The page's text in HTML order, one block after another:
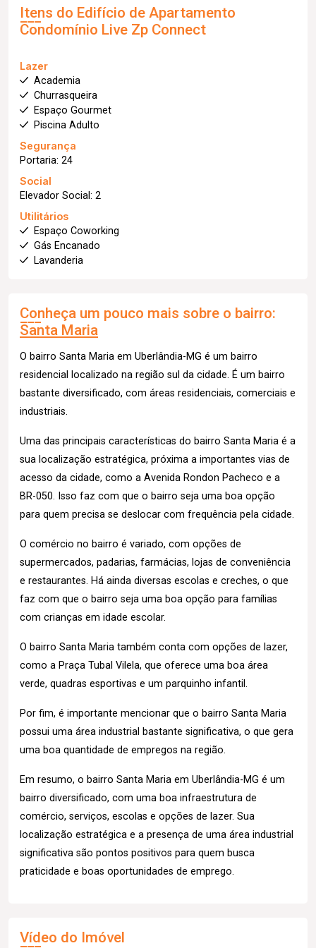
Itens do Edifício de Apartamento
Condomínio Live Zp Connect
Lazer
Academia
Churrasqueira
Espaço Gourmet
Piscina Adulto
Segurança
Portaria: 24
Social
Elevador Social: 2
Utilitários
Espaço Coworking
Gás Encanado
Lavanderia
Conheça um pouco mais sobre o bairro:
Santa Maria
O bairro Santa Maria em Uberlândia-MG é um bairro
residencial localizado na região sul da cidade. É um bairro
bastante diversificado, com áreas residenciais, comerciais e
industriais.
Uma das principais características do bairro Santa Maria é a
sua localização estratégica, próxima a importantes vias de
acesso da cidade, como a Avenida Rondon Pacheco e a
BR-050. Isso faz com que o bairro seja uma boa opção
para quem precisa se deslocar com frequência pela cidade.
O comércio no bairro é variado, com opções de
supermercados, padarias, farmácias, lojas de conveniência
e restaurantes. Há ainda diversas escolas e creches, o que
faz com que o bairro seja uma boa opção para famílias
com crianças em idade escolar.
O bairro Santa Maria também conta com opções de lazer,
como a Praça Tubal Vilela, que oferece uma boa área
verde, quadras esportivas e um parquinho infantil.
Por fim, é importante mencionar que o bairro Santa Maria
possui uma área industrial bastante significativa, o que gera
uma boa quantidade de empregos na região.
Em resumo, o bairro Santa Maria em Uberlândia-MG é um
bairro diversificado, com uma boa infraestrutura de
comércio, serviços, escolas e opções de lazer. Sua
localização estratégica e a presença de uma área industrial
significativa são pontos positivos para quem busca
praticidade e boas oportunidades de emprego.
Vídeo do Imóvel